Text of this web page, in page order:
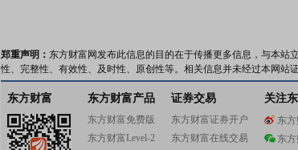
郑重声明： 东方财富网发布此信息的目的在于传播更多信息，与本站
性、完整性、有效性、及时性、原创性等。相关信息并未经过本网站
东方财富 东方财富产品
东方财富免费版
东方财富Level-2
证券交易
东方财富证券开户
东方财富在线交易
关注
东
东